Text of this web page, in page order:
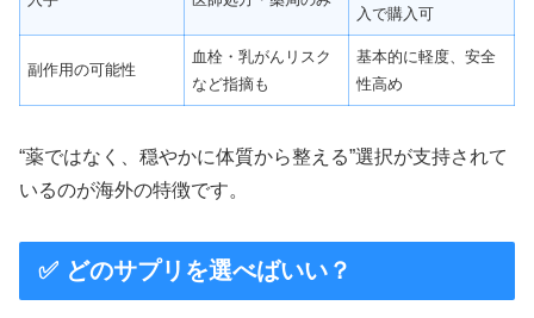
入で購入可
副作用の可能性
血栓・乳がんリスク
など指摘も
基本的に軽度、安全
性高め
“薬ではなく、穏やかに体質から整える”選択が支持されて
いるのが海外の特徴です。
✅ どのサプリを選べばいい？